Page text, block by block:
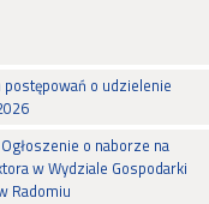
postępowań o udzielenie
Ogłoszenie o naborze na
w Wydziale Gospodarki
Radomiu